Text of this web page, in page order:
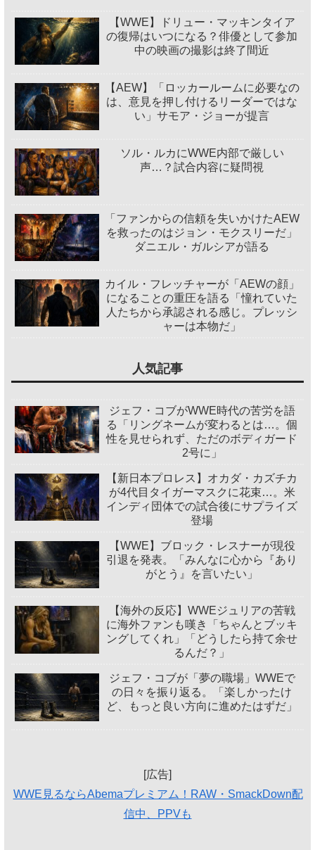
【WWE】ドリュー・マッキンタイア
の復帰はいつになる？俳優として参加
中の映画の撮影は終了間近
【AEW】「ロッカールームに必要なの
は、意見を押し付けるリーダーではな
い」サモア・ジョーが提言
ソル・ルカにWWE内部で厳しい
声…？試合内容に疑問視
「ファンからの信頼を失いかけたAEW
を救ったのはジョン・モクスリーだ」
ダニエル・ガルシアが語る
カイル・フレッチャーが「AEWの顔」
になることの重圧を語る「憧れていた
人たちから承認される感じ。プレッシ
ャーは本物だ」
人気記事
ジェフ・コブがWWE時代の苦労を語
る「リングネームが変わるとは…。個
性を見せられず、ただのボディガード
2号に」
【新日本プロレス】オカダ・カズチカ
が4代目タイガーマスクに花束…。米
インディ団体での試合後にサプライズ
登場
【WWE】ブロック・レスナーが現役
引退を発表。「みんなに心から『あり
がとう』を言いたい」
【海外の反応】WWEジュリアの苦戦
に海外ファンも嘆き「ちゃんとブッキ
ングしてくれ」「どうしたら持て余せ
るんだ？」
ジェフ・コブが「夢の職場」WWEで
の日々を振り返る。「楽しかったけ
ど、もっと良い方向に進めたはずだ」
[広告]
WWE見るならAbemaプレミアム！RAW・SmackDown配
信中、PPVも